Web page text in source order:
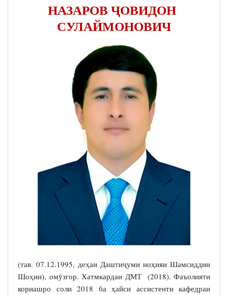
НАЗАРОВ ҶОВИДОН
СУЛАЙМОНОВИЧ
(тав. 07.12.1995, деҳаи Даштиҷуми ноҳияи Шамсиддин
Шоҳин), омӯзгор. Хатмкардаи ДМТ (2018). Фаъолияти
кориашро соли 2018 ба ҳайси ассистенти кафедраи